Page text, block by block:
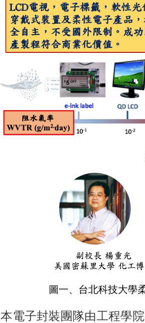
圖一、台北科技大學
本電子封裝團隊由工程學